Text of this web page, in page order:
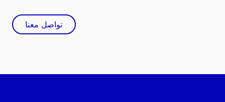
تواصل معنا